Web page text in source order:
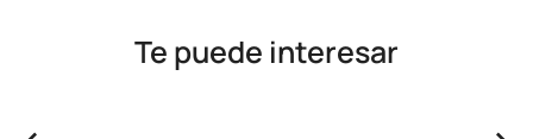
Te puede interesar